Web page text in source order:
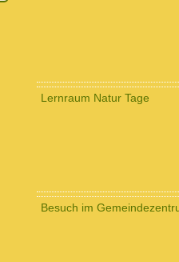
Lernraum Natur Tage
Besuch im